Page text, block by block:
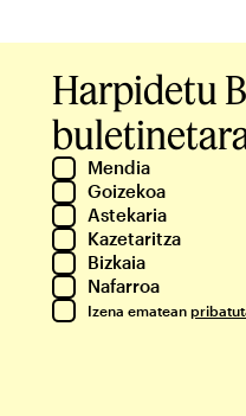
Harpidetu
Mendia
Goizekoa
Astekaria
Kazetaritza
Bizkaia
Nafarroa
Izena ematean